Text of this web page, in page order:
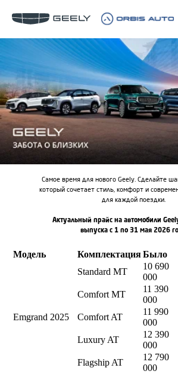
Самое время для нового Geely. Сделайте
который сочетает стиль, комфорт и
для каждой поездки.
Актуальный прайс на автомобили
выпуска с 1 по 31 мая 2026
Модель КомплектацияБыло
Emgrand 2025
Standard MT
10 690
000
Comfort MT
11 390
000
Comfort AT
11 990
000
Luxury AT
12 390
000
Flagship AT
12 790
000